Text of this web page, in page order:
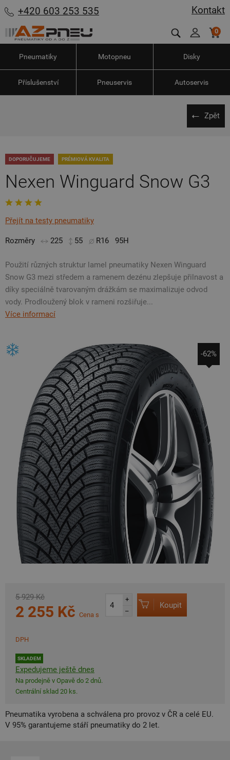
Kontakt
+420 603 253 535
0
Pneumatiky Motopneu Disky
Příslušenství Pneuservis Autoservis
Zpět
DOPORUČUJEME PRÉMIOVÁ KVALITA
Nexen Winguard Snow G3
Přejít na testy pneumatiky
Rozměry 225 55 R16 95H
Použití různých struktur lamel pneumatiky Nexen Winguard
Snow G3 mezi středem a ramenem dezénu zlepšuje přilnavost a
díky speciálně tvarovaným drážkám se maximalizuje odvod
vody. Prodloužený blok v rameni rozšiřuje...
Více informací
-62%
5 929 Kč
2 255 Kč Cena s
DPH
SKLADEM
Expedujeme ještě dnes
Na prodejně v Opavě do 2 dnů.
Centrální sklad 20 ks.
+
–
Koupit
Pneumatika vyrobena a schválena pro provoz v ČR a celé EU.
V 95% garantujeme stáří pneumatiky do 2 let.